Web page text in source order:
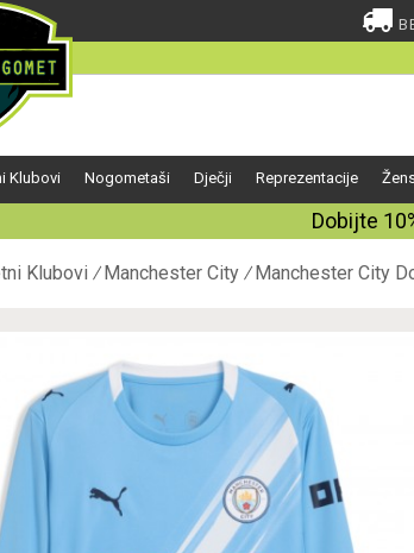
Klubovi Nogometaši Dječji Reprezentacije
Dobijte
Klubovi Manchester City Manchester City